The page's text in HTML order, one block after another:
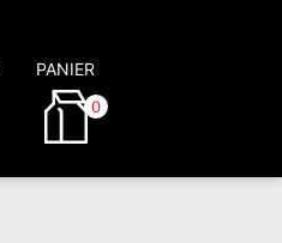
PANIER
0